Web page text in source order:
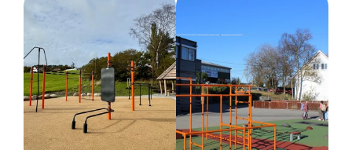
Ninja
TÜV-sertifisering
EN 16630
Monteringstid
1 time(r) for 2 personer
Arealbehov
Lengde :461 cm
Bredde :472 cm